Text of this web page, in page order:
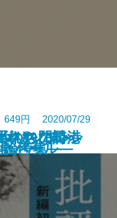
のちのレシ
リシャ・
パ・ロン
ネス門司港
れやな詩
生―
円 2020/07/29
論考集―
パール―
ド―